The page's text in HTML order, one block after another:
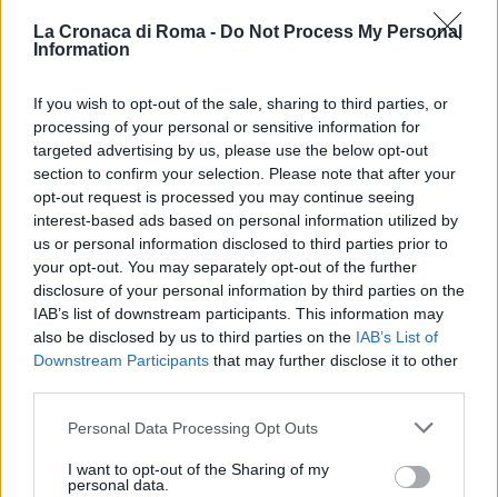
La Cronaca di Roma - Do Not Process My Personal
Information
If you wish to opt-out of the sale, sharing to third parties, or
processing of your personal or sensitive information for
targeted advertising by us, please use the below opt-out
section to confirm your selection. Please note that after your
opt-out request is processed you may continue seeing
interest-based ads based on personal information utilized by
us or personal information disclosed to third parties prior to
your opt-out. You may separately opt-out of the further
disclosure of your personal information by third parties on the
IAB’s list of downstream participants. This information may
also be disclosed by us to third parties on the IAB’s List of
Downstream Participants that may further disclose it to other
Please note that this website/app uses one or more Google
not limited to your visit or usage behaviour. You may click to
grant or deny consent to Google and its third-party tags to
Personal Data Processing Opt Outs
I want to opt-out of the Sharing of my
personal data.
POTREBBE INTERESSARTI
grata rotta mette a rischio la vita
di una donna
3 settimane fa
ULTIME NOTIZIE Roma –
Incidente stradale sulla
Collatina, grave una donna
5 anni fa
Sul posto tre unità del corpo di Polizia Municipale di
Roma Capitale.
I conducenti delle due autovetture sono stati
trasportati subito all’ospedale più vicino. Ancora da